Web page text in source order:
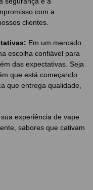
com a
clientes.
Em um mercado
escolha confiável para
das expectativas. Seja
que está começando
que entrega qualidade,
experiência de vape
sabores que cativam